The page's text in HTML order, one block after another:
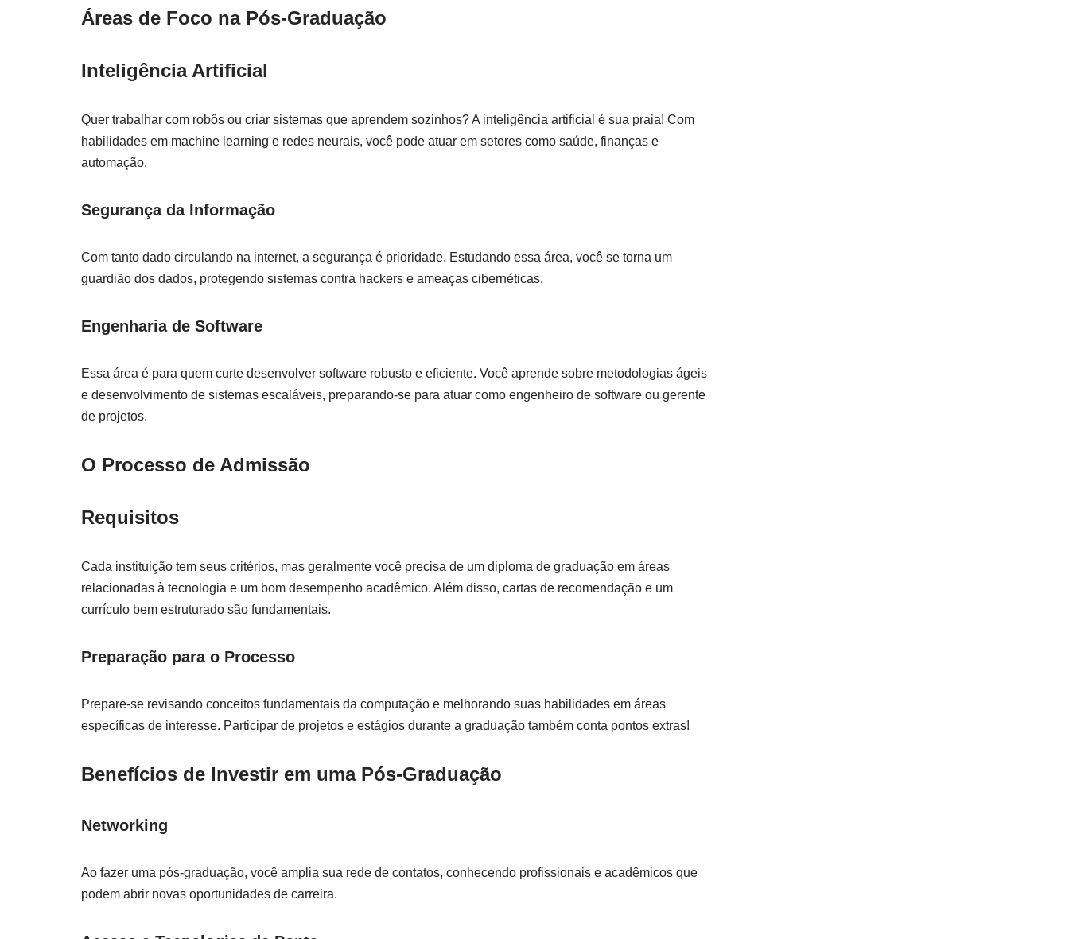
Áreas de Foco na Pós-Graduação
Inteligência Artificial
Quer trabalhar com robôs ou criar sistemas que aprendem sozinhos? A inteligência artificial é sua praia! Com
habilidades em machine learning e redes neurais, você pode atuar em setores como saúde, finanças e
automação.
Segurança da Informação
Com tanto dado circulando na internet, a segurança é prioridade. Estudando essa área, você se torna um
guardião dos dados, protegendo sistemas contra hackers e ameaças cibernéticas.
Engenharia de Software
Essa área é para quem curte desenvolver software robusto e eficiente. Você aprende sobre metodologias ágeis
e desenvolvimento de sistemas escaláveis, preparando-se para atuar como engenheiro de software ou gerente
de projetos.
O Processo de Admissão
Requisitos
Cada instituição tem seus critérios, mas geralmente você precisa de um diploma de graduação em áreas
relacionadas à tecnologia e um bom desempenho acadêmico. Além disso, cartas de recomendação e um
currículo bem estruturado são fundamentais.
Preparação para o Processo
Prepare-se revisando conceitos fundamentais da computação e melhorando suas habilidades em áreas
específicas de interesse. Participar de projetos e estágios durante a graduação também conta pontos extras!
Benefícios de Investir em uma Pós-Graduação
Networking
Ao fazer uma pós-graduação, você amplia sua rede de contatos, conhecendo profissionais e acadêmicos que
podem abrir novas oportunidades de carreira.